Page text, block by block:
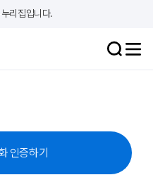
리집입니다.
인증하기